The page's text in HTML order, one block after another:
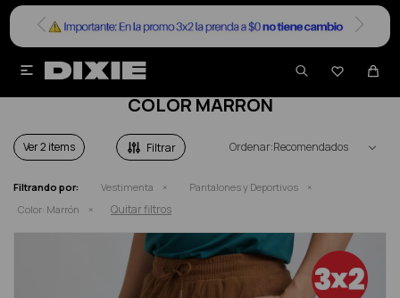


PANTALONES Y DEPORTIVOS HOMBRE EN
COLOR MARRÓN
Ver Recomendados
Filtrando por: Vestimenta
Pantalones y Deportivos
Color: Marrón Quitar filtros